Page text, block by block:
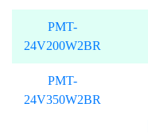
PMT-
24V200W2BR
PMT-
24V350W2BR